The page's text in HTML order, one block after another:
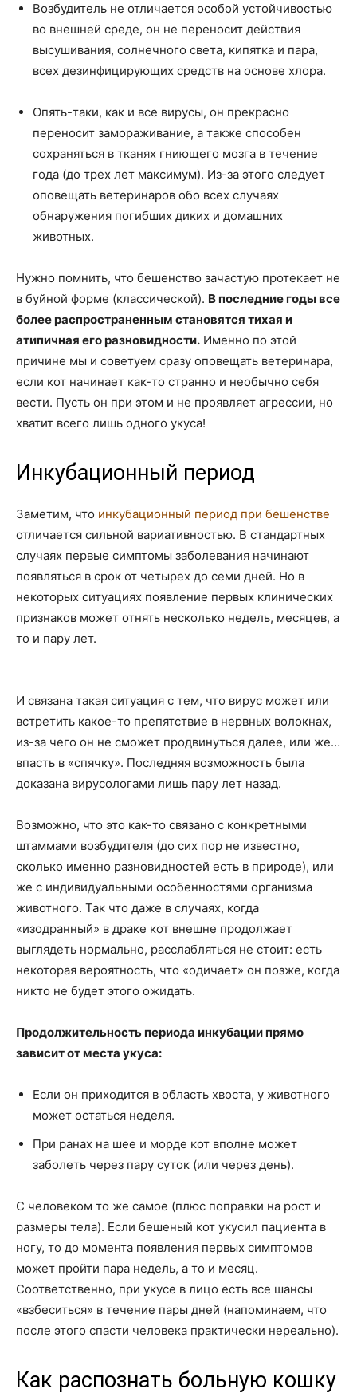
Возбудитель не отличается особой устойчивостью
во внешней среде, он не переносит действия
высушивания, солнечного света, кипятка и пара,
всех дезинфицирующих средств на основе хлора.
Опять-таки, как и все вирусы, он прекрасно
переносит замораживание, а также способен
сохраняться в тканях гниющего мозга в течение
года (до трех лет максимум). Из-за этого следует
оповещать ветеринаров обо всех случаях
обнаружения погибших диких и домашних
животных.
Нужно помнить, что бешенство зачастую протекает не
в буйной форме (классической). В последние годы все
более распространенным становятся тихая и
атипичная его разновидности. Именно по этой
причине мы и советуем сразу оповещать ветеринара,
если кот начинает как-то странно и необычно себя
вести. Пусть он при этом и не проявляет агрессии, но
хватит всего лишь одного укуса!
Инкубационный период
Заметим, что инкубационный период при бешенстве
отличается сильной вариативностью. В стандартных
случаях первые симптомы заболевания начинают
появляться в срок от четырех до семи дней. Но в
некоторых ситуациях появление первых клинических
признаков может отнять несколько недель, месяцев, а
то и пару лет.
И связана такая ситуация с тем, что вирус может или
встретить какое-то препятствие в нервных волокнах,
из-за чего он не сможет продвинуться далее, или же…
впасть в «спячку». Последняя возможность была
доказана вирусологами лишь пару лет назад.
Возможно, что это как-то связано с конкретными
штаммами возбудителя (до сих пор не известно,
сколько именно разновидностей есть в природе), или
же с индивидуальными особенностями организма
животного. Так что даже в случаях, когда
«изодранный» в драке кот внешне продолжает
выглядеть нормально, расслабляться не стоит: есть
некоторая вероятность, что «одичает» он позже, когда
никто не будет этого ожидать.
Продолжительность периода инкубации прямо
зависит от места укуса:
Если он приходится в область хвоста, у животного
может остаться неделя.
При ранах на шее и морде кот вполне может
заболеть через пару суток (или через день).
С человеком то же самое (плюс поправки на рост и
размеры тела). Если бешеный кот укусил пациента в
ногу, то до момента появления первых симптомов
может пройти пара недель, а то и месяц.
Соответственно, при укусе в лицо есть все шансы
«взбеситься» в течение пары дней (напоминаем, что
после этого спасти человека практически нереально).
Как распознать больную кошку